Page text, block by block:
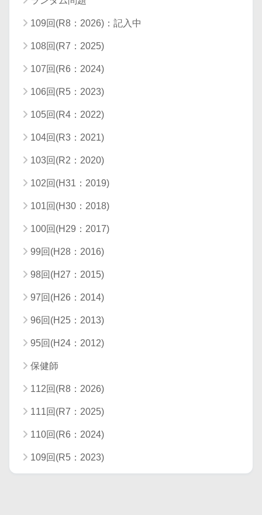
109回(R8：2026)：記入中
108回(R7：2025)
107回(R6：2024)
106回(R5：2023)
105回(R4：2022)
104回(R3：2021)
103回(R2：2020)
102回(H31：2019)
101回(H30：2018)
100回(H29：2017)
99回(H28：2016)
98回(H27：2015)
97回(H26：2014)
96回(H25：2013)
95回(H24：2012)
保健師
112回(R8：2026)
111回(R7：2025)
110回(R6：2024)
109回(R5：2023)